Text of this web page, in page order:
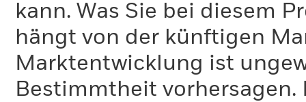
kann. Was Sie bei diesem
hängt von der künftigen
Marktentwicklung ist
Bestimmtheit